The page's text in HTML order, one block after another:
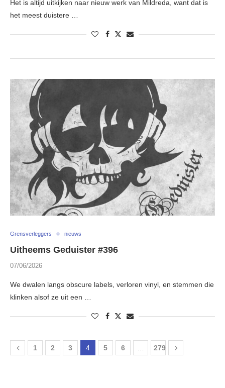
Het is altijd uitkijken naar nieuw werk van Mildreda, want dat is
het meest duistere …
Grensverleggers nieuws
Uitheems Geduister #396
07/06/2026
We dwalen langs obscure labels, verloren vinyl, en stemmen die
klinken alsof ze uit een …
1 2 3 4 5 6 … 279